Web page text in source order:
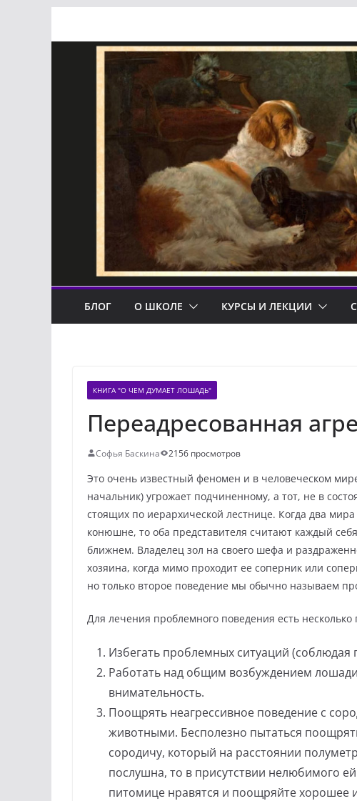
содержимому
БЛОГ О ШКОЛЕ КУРСЫ И ЛЕКЦИИ
КНИГА "О ЧЕМ ДУМАЕТ ЛОШАДЬ"
Переадресованная
Софья Баскина 2156 просмотров
Это очень известный феномен и в человеческом
начальник) угрожает подчиненному, а тот, не в
стоящих по иерархической лестнице. Когда два
конюшне, то оба представителя считают каждый
ближнем. Владелец зол на своего шефа и
хозяина, когда мимо проходит ее соперник или
но только второе поведение мы обычно называем
Для лечения проблемного поведения есть несколько
Избегать проблемных ситуаций (соблюдая
Работать над общим возбуждением
внимательность.
Поощрять неагрессивное поведение с
животными. Бесполезно пытаться
сородичу, который на расстоянии
послушна, то в присутствии нелюбимого
питомице нравятся и поощряйте хорошее